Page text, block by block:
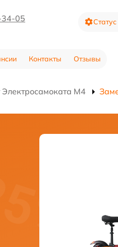
34-05
Контакты Отзывы
M4